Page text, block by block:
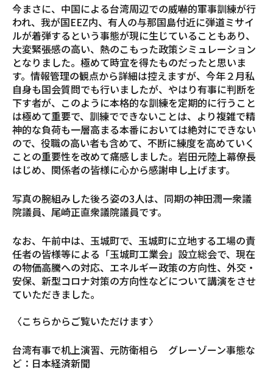
今まさに、中国による台湾周辺での威嚇的軍事訓練が行
われ、我が国EEZ内、有人の与那国島付近に弾道ミサイ
ルが着弾するという事態が現に生じていることもあり、
大変緊張感の高い、熱のこもった政策シミュレーション
となりました。極めて時宜を得たものだったと思いま
す。情報管理の観点から詳細は控えますが、今年２月私
自身も国会質問でも行いましたが、やはり有事に判断を
下す者が、このように本格的な訓練を定期的に行うこと
は極めて重要で、訓練でできないことは、より複雑で精
神的な負荷も一層高まる本番においては絶対にできない
ので、役職の高い者も含めて、不断に練度を高めていく
ことの重要性を改めて痛感しました。岩田元陸上幕僚長
はじめ、関係者の皆様に心から感謝申し上げます。
写真の腕組みした後ろ姿の3人は、同期の神田潤一衆議
院議員、尾崎正直衆議院議員です。
なお、午前中は、玉城町で、玉城町に立地する工場の責
任者の皆様等による「玉城町工業会」設立総会で、現在
の物価高騰への対応、エネルギー政策の方向性、外交・
安保、新型コロナ対策の方向性などについて講演をさせ
ていただきました。
〈こちらからご覧いただけます〉
台湾有事で机上演習、元防衛相ら グレーゾーン事態な
ど：日本経済新聞